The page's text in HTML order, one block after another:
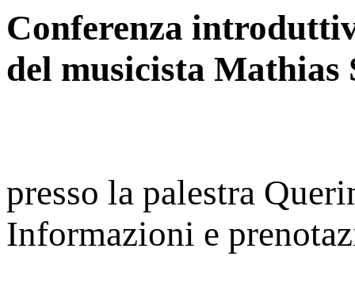
Conferenza
del musicista Mathias
presso la palestra
Informazioni e